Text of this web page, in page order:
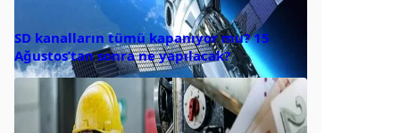
SD kanalların tümü kapanıyor mu? 15
Ağustos’tan sonra ne yapılacak?